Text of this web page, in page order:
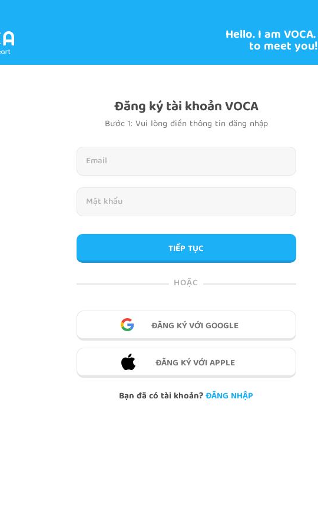
Hello. I am
to meet you!
Đăng ký tài khoản VOCA
Bước 1: Vui lòng điền thông tin đăng nhập
TIẾP TỤC
HOẶC
ĐĂNG KÝ VỚI GOOGLE
ĐĂNG KÝ VỚI APPLE
Bạn đã có tài khoản?ĐĂNG NHẬP